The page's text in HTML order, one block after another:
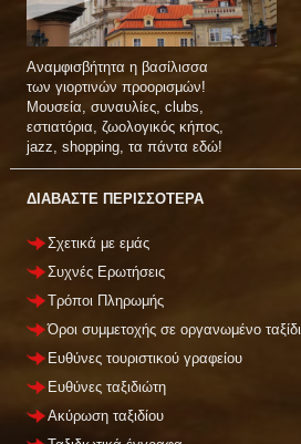
Αναμφισβήτητα η βασίλισσα
των γιορτινών προορισμών!
Μουσεία, συναυλίες, clubs,
εστιατόρια, ζωολογικός κήπος,
jazz, shopping, τα πάντα εδώ!
ΔΙΑΒΑΣΤΕ ΠΕΡΙΣΣΟΤΕΡΑ
Σχετικά με εμάς
Συχνές Ερωτήσεις
Τρόποι Πληρωμής
Όροι συμμετοχής σε οργανωμένο ταξίδι
Ευθύνες τουριστικού γραφείου
Ευθύνες ταξιδιώτη
Ακύρωση ταξιδίου